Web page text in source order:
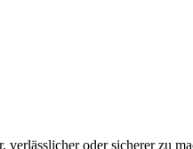
oder sicherer zu